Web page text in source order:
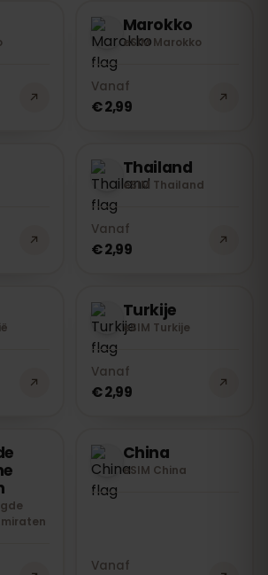
Marokko
eSIM Marokko
Vanaf
€ 2,99
Thailand
eSIM Thailand
Vanaf
€ 2,99
Turkije
eSIM Turkije
Vanaf
€ 2,99
China
eSIM China
Vanaf